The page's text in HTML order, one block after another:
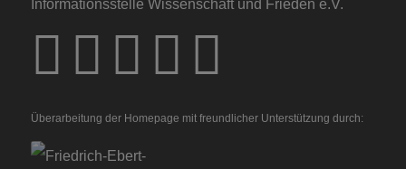
Informationsstelle Wissenschaft und Frieden e.V.
Überarbeitung der Homepage mit freundlicher Unterstützung durch: